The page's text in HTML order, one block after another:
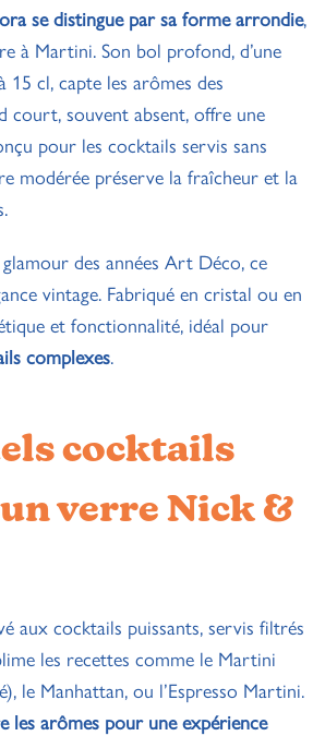
se distingue par sa forme arrondie,
à Martini. Son bol profond, d’une
15 cl, capte les arômes des
court, souvent absent, offre une
pour les cocktails servis sans
modérée préserve la fraîcheur et la
glamour des années Art Déco, ce
vintage. Fabriqué en cristal ou en
et fonctionnalité, idéal pour
complexes.
cocktails
verre Nick &
aux cocktails puissants, servis filtrés
les recettes comme le Martini
le Manhattan, ou l’Espresso Martini.
les arômes pour une expérience